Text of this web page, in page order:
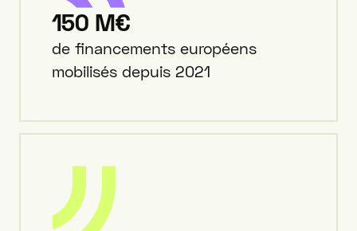
150 M€
de financements européens
mobilisés depuis 2021